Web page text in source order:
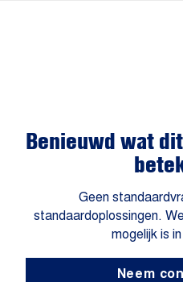
Benieuwd wat
Geen
standaardoplossingen.
mogelijk is
Neem